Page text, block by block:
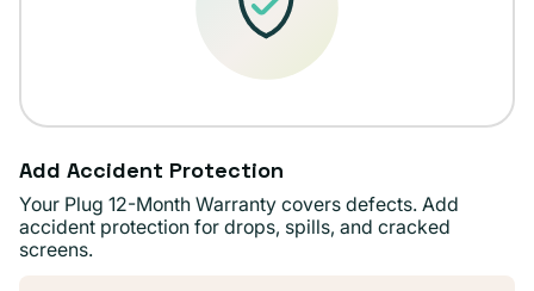
Add Accident Protection
Your Plug 12-Month Warranty covers defects. Add
accident protection for drops, spills, and cracked
screens.